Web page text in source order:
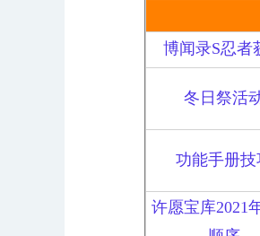
博闻录S忍者
冬日祭活
功能手册技
许愿宝库2021